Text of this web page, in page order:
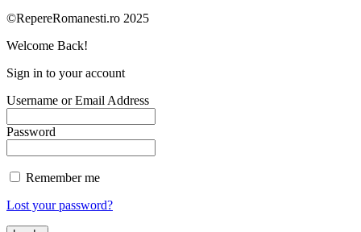
©RepereRomanesti.ro 2025
Welcome Back!
Sign in to your account
Username or Email Address
Password
Remember me
Lost your password?